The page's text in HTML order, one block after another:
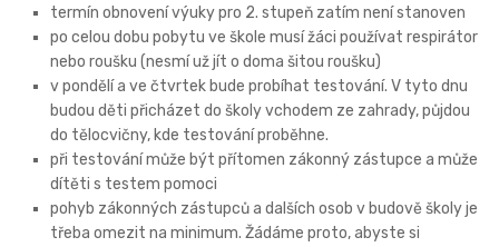
termín obnovení výuky pro 2. stupeň zatím není stanoven
po celou dobu pobytu ve škole musí žáci používat respirátor
nebo roušku (nesmí už jít o doma šitou roušku)
v pondělí a ve čtvrtek bude probíhat testování. V tyto dnu
budou děti přicházet do školy vchodem ze zahrady, půjdou
do tělocvičny, kde testování proběhne.
při testování může být přítomen zákonný zástupce a může
dítěti s testem pomoci
pohyb zákonných zástupců a dalších osob v budově školy je
třeba omezit na minimum. Žádáme proto, abyste si